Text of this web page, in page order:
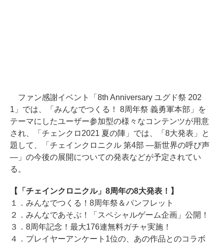
ファン感謝イベント「8th Anniversary ユグド祭 202
1」では、「みんなでつくる！ 8周年祭 義勇軍本部」を
テーマにしたユーザー参加型の様々なコンテンツが用意
され、「チェンクロ2021 夏の陣」では、「8大発表」と
題して、「チェインクロニクル 第4部 ―新世界の呼び声
―」の今後の展開についての発表などが予定されてい
る。
【「チェインクロニクル」8周年の8大発表！】
１．みんなでつくる！8周年祭＆パンフレット
２．みんなであそぶ！「スペシャルゲーム企画」公開！
３．8周年記念！最大176連無料ガチャ実施！
４．プレイヤーアンケート1位の、あの作品とのコラボ